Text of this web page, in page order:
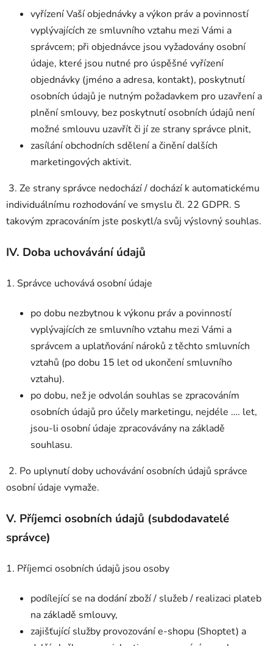
vyřízení Vaší objednávky a výkon práv a povinností
vyplývajících ze smluvního vztahu mezi Vámi a
správcem; při objednávce jsou vyžadovány osobní
údaje, které jsou nutné pro úspěšné vyřízení
objednávky (jméno a adresa, kontakt), poskytnutí
osobních údajů je nutným požadavkem pro uzavření a
plnění smlouvy, bez poskytnutí osobních údajů není
možné smlouvu uzavřít či jí ze strany správce plnit,
zasílání obchodních sdělení a činění dalších
marketingových aktivit.
3. Ze strany správce nedochází / dochází k automatickému
individuálnímu rozhodování ve smyslu čl. 22 GDPR. S
takovým zpracováním jste poskytl/a svůj výslovný souhlas.
IV. Doba uchovávání údajů
1. Správce uchovává osobní údaje
po dobu nezbytnou k výkonu práv a povinností
vyplývajících ze smluvního vztahu mezi Vámi a
správcem a uplatňování nároků z těchto smluvních
vztahů (po dobu 15 let od ukončení smluvního
vztahu).
po dobu, než je odvolán souhlas se zpracováním
osobních údajů pro účely marketingu, nejdéle …. let,
jsou-li osobní údaje zpracovávány na základě
souhlasu.
2. Po uplynutí doby uchovávání osobních údajů správce
osobní údaje vymaže.
V. Příjemci osobních údajů (subdodavatelé
správce)
1. Příjemci osobních údajů jsou osoby
podílející se na dodání zboží / služeb / realizaci plateb
na základě smlouvy,
zajišťující služby provozování e-shopu (Shoptet) a